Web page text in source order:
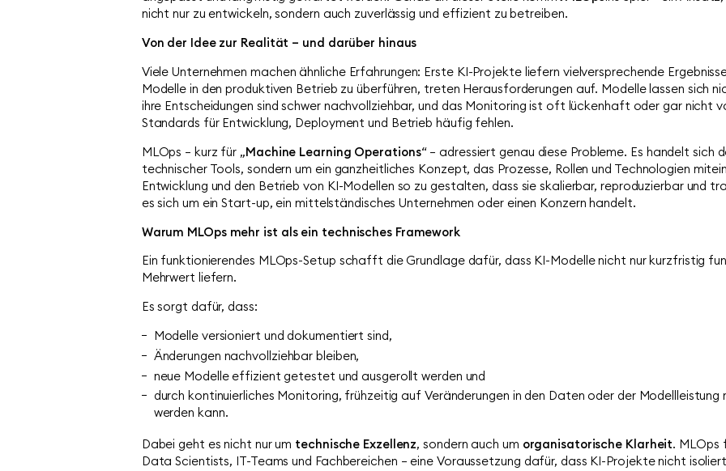
nicht nur zu entwickeln, sondern auch zuverlässig und effizient zu betreiben.
Von der Idee zur Realität – und darüber hinaus
Viele Unternehmen machen ähnliche Erfahrungen: Erste KI-Projekte liefern vielversprechende
Modelle in den produktiven Betrieb zu überführen, treten Herausforderungen auf. Modelle lassen sich
ihre Entscheidungen sind schwer nachvollziehbar, und das Monitoring ist oft lückenhaft oder gar nicht
Standards für Entwicklung, Deployment und Betrieb häufig fehlen.
MLOps – kurz für „Machine Learning Operations“ – adressiert genau diese Probleme. Es handelt sich
technischer Tools, sondern um ein ganzheitliches Konzept, das Prozesse, Rollen und Technologien
Entwicklung und den Betrieb von KI-Modellen so zu gestalten, dass sie skalierbar, reproduzierbar und
es sich um ein Start-up, ein mittelständisches Unternehmen oder einen Konzern handelt.
Warum MLOps mehr ist als ein technisches Framework
Ein funktionierendes MLOps-Setup schafft die Grundlage dafür, dass KI-Modelle nicht nur kurzfristig
Mehrwert liefern.
Es sorgt dafür, dass:
Modelle versioniert und dokumentiert sind,
Änderungen nachvollziehbar bleiben,
neue Modelle effizient getestet und ausgerollt werden und
durch kontinuierliches Monitoring, frühzeitig auf Veränderungen in den Daten oder der Modellleistung
werden kann.
Dabei geht es nicht nur um technische Exzellenz, sondern auch um organisatorische Klarheit. MLOps
Data Scientists, IT-Teams und Fachbereichen – eine Voraussetzung dafür, dass KI-Projekte nicht